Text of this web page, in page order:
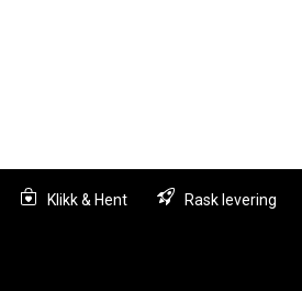
Klikk & Hent Rask levering